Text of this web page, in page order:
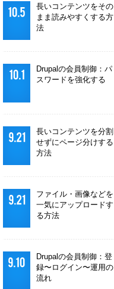
長いコンテンツをその
まま読みやすくする方
法
Drupalの会員制御：パ
スワードを強化する
長いコンテンツを分割
せずにページ分けする
方法
ファイル・画像などを
一気にアップロードす
る方法
Drupalの会員制御：登
録〜ログイン〜運用の
流れ